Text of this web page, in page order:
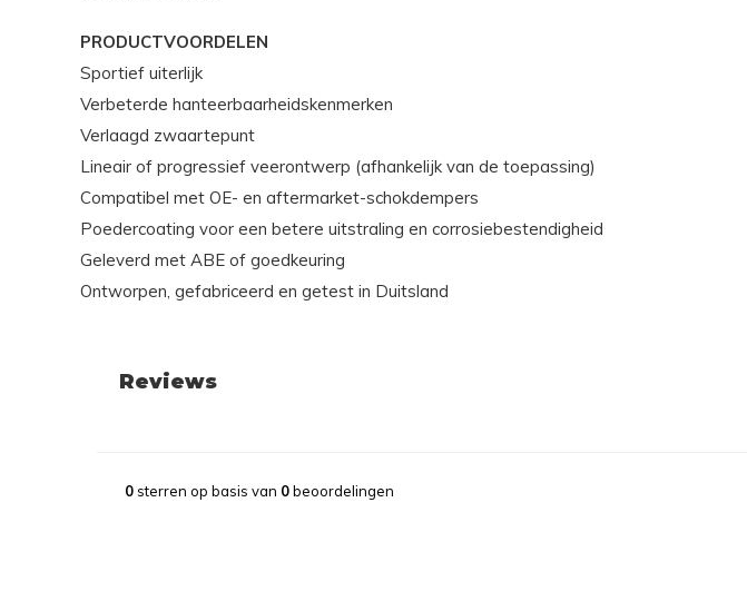
PRODUCTVOORDELEN
Sportief uiterlijk
Verbeterde hanteerbaarheidskenmerken
Verlaagd zwaartepunt
Lineair of progressief veerontwerp (afhankelijk van de toepassing)
Compatibel met OE- en aftermarket-schokdempers
Poedercoating voor een betere uitstraling en corrosiebestendigheid
Geleverd met ABE of goedkeuring
Ontworpen, gefabriceerd en getest in Duitsland
Reviews
0sterren op basis van 0beoordelingen